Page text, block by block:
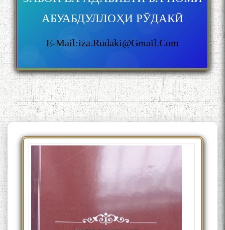
АБУАБДУЛЛОҲИ РӮДАКӢ
E-Mail:iza.rudaki@gmail.com